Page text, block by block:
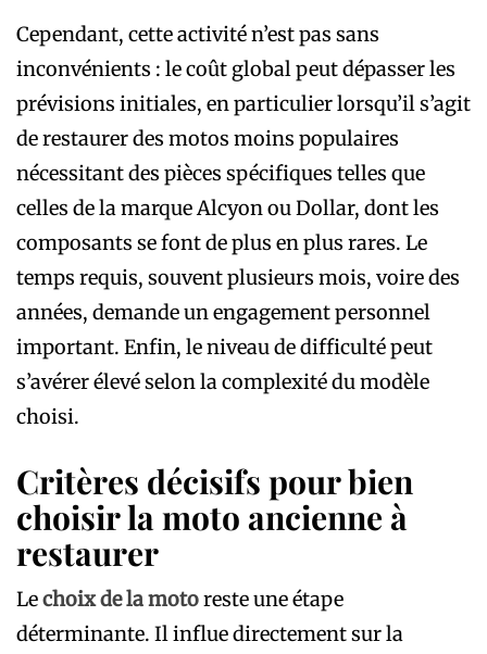
Cependant, cette activité n’est pas sans
inconvénients : le coût global peut dépasser les
prévisions initiales, en particulier lorsqu’il s’agit
de restaurer des motos moins populaires
nécessitant des pièces spécifiques telles que
celles de la marque Alcyon ou Dollar, dont les
composants se font de plus en plus rares. Le
temps requis, souvent plusieurs mois, voire des
années, demande un engagement personnel
important. Enfin, le niveau de difficulté peut
s’avérer élevé selon la complexité du modèle
choisi.
Critères décisifs pour bien
choisir la moto ancienne à
restaurer
Lechoix de la motoreste une étape
déterminante. Il influe directement sur la